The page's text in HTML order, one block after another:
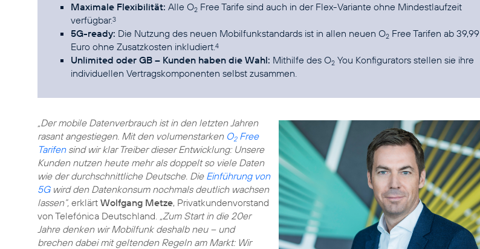
Maximale Flexibilität: Alle O2 Free Tarife sind auch in der Flex-Variante ohne Mindestlaufzeit
verfügbar.3
5G-ready: Die Nutzung des neuen Mobilfunkstandards ist in allen neuen O2 Free Tarifen ab 39,99
Euro ohne Zusatzkosten inkludiert.4
Unlimited oder GB – Kunden haben die Wahl: Mithilfe des O2 You Konfigurators stellen sie ihre
individuellen Vertragskomponenten selbst zusammen.
„Der mobile Datenverbrauch ist in den letzten Jahren
rasant angestiegen. Mit den volumenstarken O2Free
Tarifensind wir klar Treiber dieser Entwicklung: Unsere
Kunden nutzen heute mehr als doppelt so viele Daten
wie der durchschnittliche Deutsche. Die Einführung von
5Gwird den Datenkonsum nochmals deutlich wachsen
lassen“, erklärt Wolfgang Metze, Privatkundenvorstand
von Telefónica Deutschland. „Zum Start in die 20er
Jahre denken wir Mobilfunk deshalb neu – und
brechen dabei mit geltenden Regeln am Markt: Wir